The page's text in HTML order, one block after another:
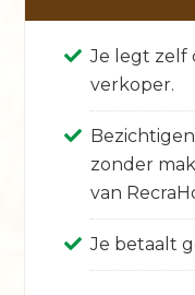
Je legt zelf
verkoper.
zonder
van
Je betaalt